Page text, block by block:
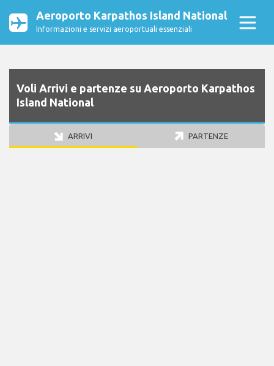
Aeroporto Karpathos Island National
Informazioni e servizi aeroportuali essenziali
Voli Arrivi e partenze su Aeroporto Karpathos
Island National
ARRIVI PARTENZE